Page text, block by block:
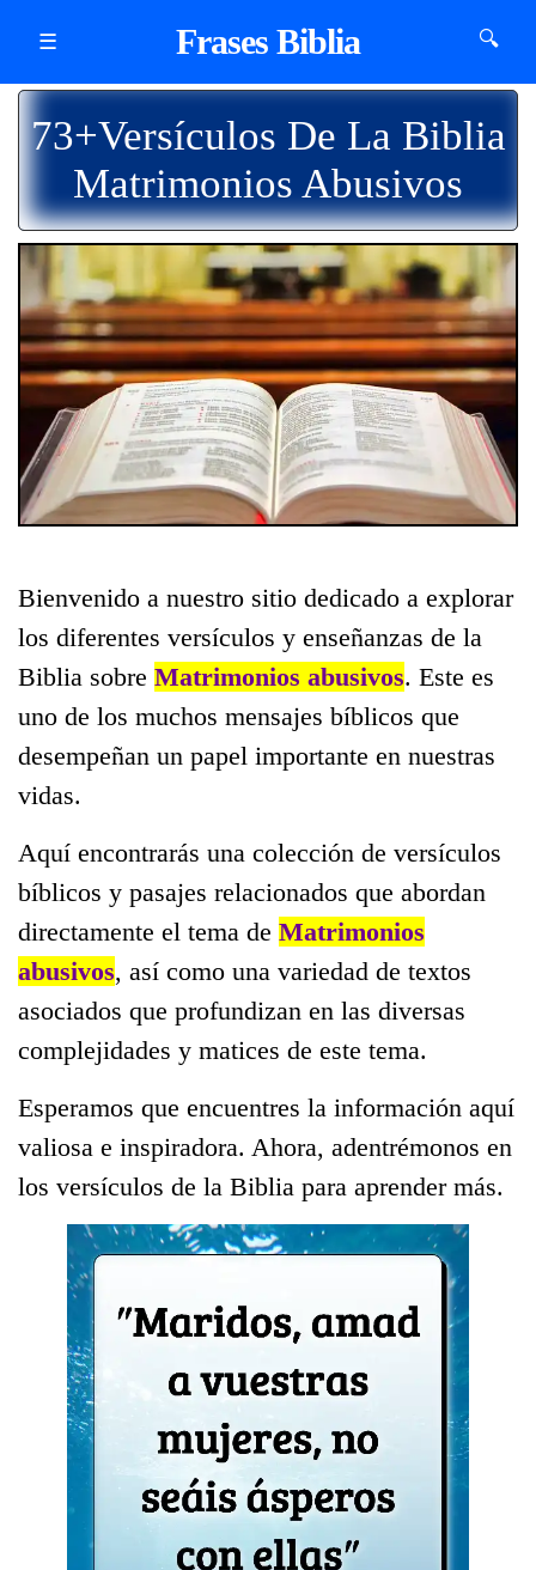
☰ Frases Biblia 🔍
73+Versículos De La Biblia
Matrimonios Abusivos
Bienvenido a nuestro sitio dedicado a explorar
los diferentes versículos y enseñanzas de la
Biblia sobre Matrimonios abusivos. Este es
uno de los muchos mensajes bíblicos que
desempeñan un papel importante en nuestras
vidas.
Aquí encontrarás una colección de versículos
bíblicos y pasajes relacionados que abordan
directamente el tema de Matrimonios
abusivos, así como una variedad de textos
asociados que profundizan en las diversas
complejidades y matices de este tema.
Esperamos que encuentres la información aquí
valiosa e inspiradora. Ahora, adentrémonos en
los versículos de la Biblia para aprender más.